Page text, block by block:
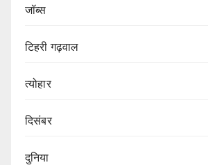
जॉब्स
टिहरी गढ़वाल
त्योहार
दिसंबर
दुनिया